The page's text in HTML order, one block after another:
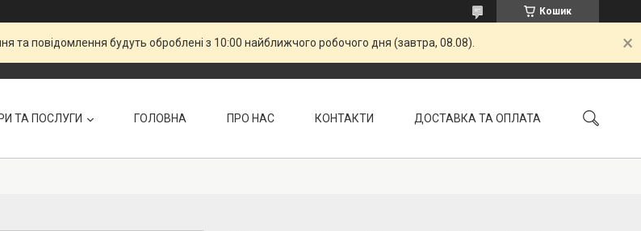
Кошик
та повідомлення будуть оброблені з 10:00 найближчого робочого дня (завтра, 08.08).
ТА ПОСЛУГИ ГОЛОВНА ПРО НАС КОНТАКТИ ДОСТАВКА ТА ОПЛАТА